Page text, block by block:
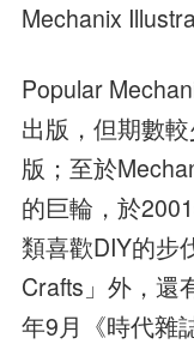
Mechanix
Popular
出版，但期數
版；至於
的巨輪，於
類喜歡DIY的步
Crafts」外，還
年9月《時代雜